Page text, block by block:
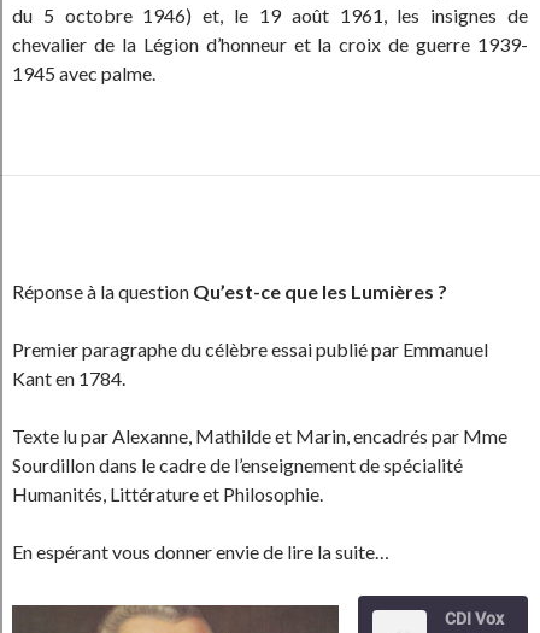
du 5 octobre 1946) et, le 19 août 1961, les insignes de
chevalier de la Légion d’honneur et la croix de guerre 1939-
1945 avec palme.
Réponse à la question Qu’est-ce que les Lumières ?
Premier paragraphe du célèbre essai publié par Emmanuel
Kant en 1784.
Texte lu par Alexanne, Mathilde et Marin, encadrés par Mme
Sourdillon dans le cadre de l’enseignement de spécialité
Humanités, Littérature et Philosophie.
En espérant vous donner envie de lire la suite…
CDI Vox